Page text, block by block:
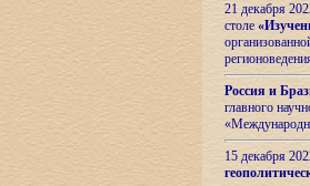
21 декабря
столе
Россия и
главного
15 декабря